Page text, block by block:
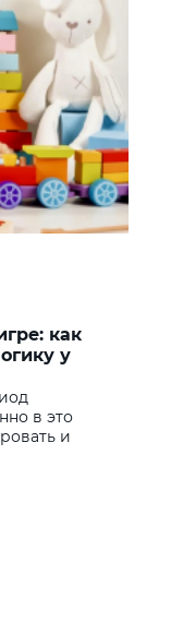
как
у
в это
и